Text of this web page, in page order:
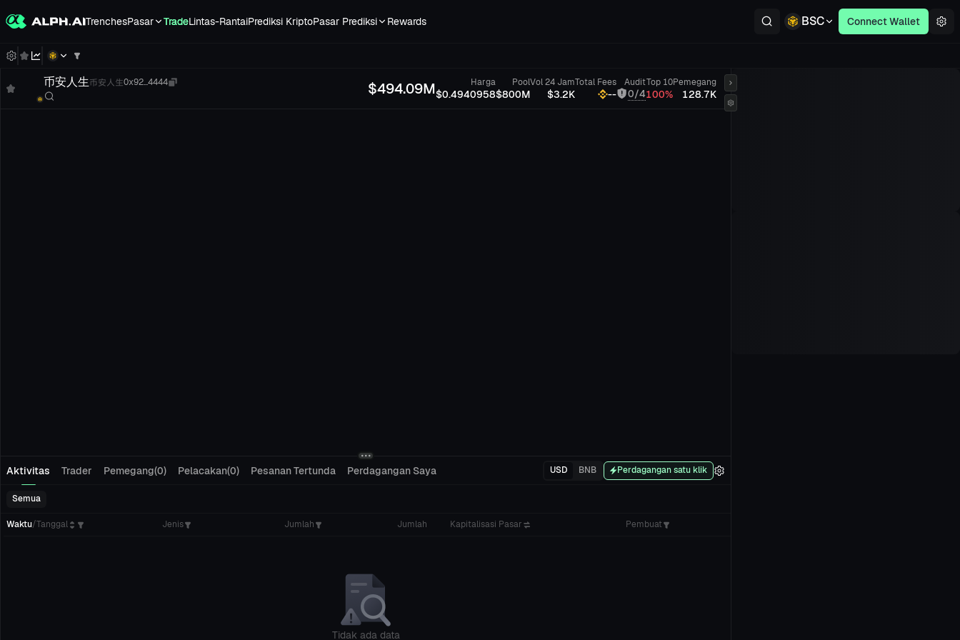
TrenchesPasar TradeLintas-RantaiPrediksi KriptoPasar Prediksi Rewards BSC Connect Wallet
币安人生币安人生0x92...4444 $494.09M Harga
$0.4940958
Pool
$800M
Vol 24 Jam
$3.2K
Total Fees
--
Audit
0/4
Top 10
100%
Pemegang
128.7K
Aktivitas Trader Pemegang(0) Pelacakan(0) Pesanan Tertunda Perdagangan Saya USD BNB Perdagangan satu klik
Semua
Waktu/Tanggal Jenis Jumlah Jumlah Kapitalisasi Pasar Pembuat
Tidak ada data